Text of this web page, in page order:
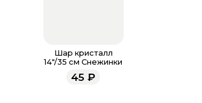
Шар кристалл
14"/35 см Снежинки
45 ₽